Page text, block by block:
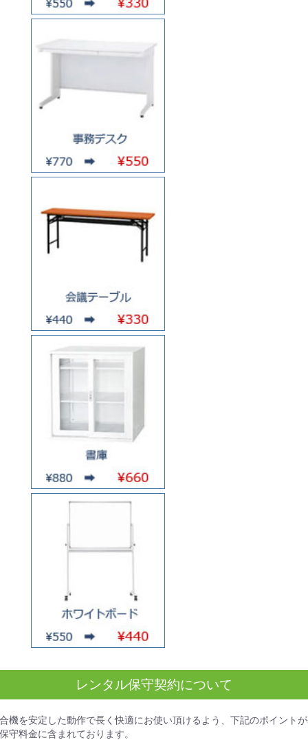
レンタル保守契約について
機を安定した動作で長く快適にお使い頂けるよう、下記のポイントが
守料金に含まれております。